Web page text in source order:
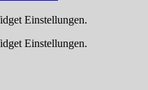
Einstellungen.
Einstellungen.